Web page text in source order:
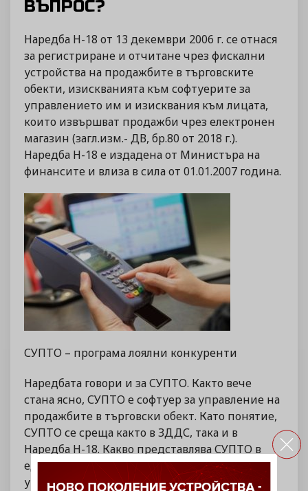
ВЪПРОС?
Наредба Н-18 от 13 декември 2006 г. се отнася
за регистриране и отчитане чрез фискални
устройства на продажбите в търговските
обекти, изискванията към софтуерите за
управлението им и изисквания към лицата,
които извършват продажби чрез електронен
магазин (загл.изм.- ДВ, бр.80 от 2018 г.).
Наредба Н-18 е издадена от Министъра на
финансите и влиза в сила от 01.01.2007 година.
СУПТО – програма лоялни конкуренти
Наредбата говори и за СУПТО. Както вече
стана ясно, СУПТО е софтуер за управление на
продажбите в търговски обект. Като понятие,
СУПТО се среща както в ЗДДС, така и в
Наредба Н-18. Какво представлява СУПТО в
един търговски обект? Софтуер, който
управлява продажбите в обекта, ако в него се